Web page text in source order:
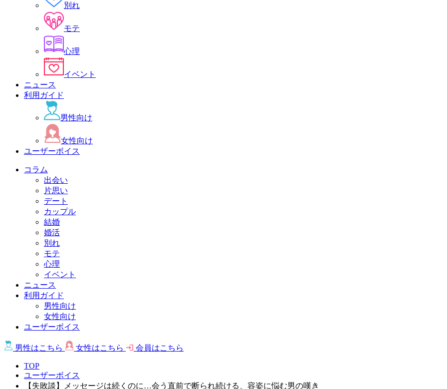
別れ
モテ
心理
イベント
ニュース
利用ガイド
男性向け
女性向け
ユーザーボイス
コラム
出会い
片思い
デート
カップル
結婚
婚活
別れ
モテ
心理
イベント
ニュース
利用ガイド
男性向け
女性向け
ユーザーボイス
男性はこちら 女性はこちら 会員はこちら
TOP
ユーザーボイス
【失敗談】メッセージは続くのに…会う直前で断られ続ける、容姿に悩む男の嘆き